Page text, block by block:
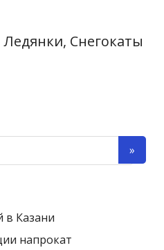
Снегокаты
в Казани
напрокат